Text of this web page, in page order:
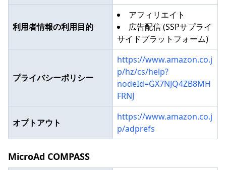
利用者情報の利用目的
アフィリエイト
広告配信 (SSPサプライ
サイドプラットフォーム)
プライバシーポリシー
https://www.amazon.co.j
p/hz/cs/help?
nodeId=GX7NJQ4ZB8MH
FRNJ
オプトアウト
https://www.amazon.co.j
p/adprefs
MicroAd COMPASS